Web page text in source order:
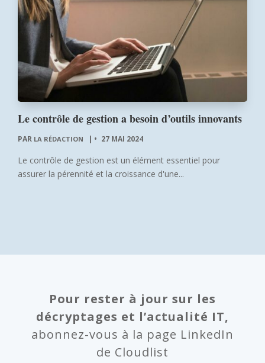
Le contrôle de gestion a besoin d’outils innovants
PAR LA RÉDACTION | 27 MAI 2024
Le contrôle de gestion est un élément essentiel pour
assurer la pérennité et la croissance d'une...
Pour rester à jour sur les
décryptages et l’actualité IT,
abonnez-vous à la page LinkedIn
de Cloudlist